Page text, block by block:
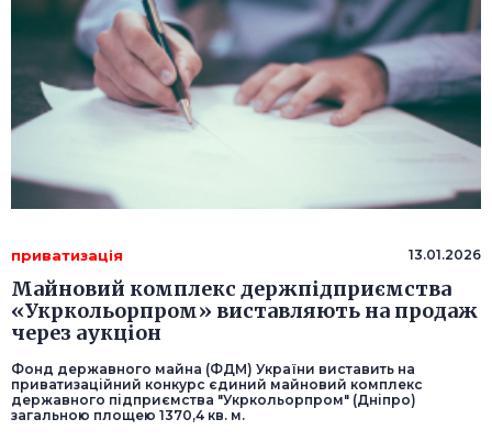
приватизація 13.01.2026
Майновий комплекс держпідприємства
«Укркольорпром» виставляють на продаж
через аукціон
Фонд державного майна (ФДМ) України виставить на
приватизаційний конкурс єдиний майновий комплекс
державного підприємства "Укркольорпром" (Дніпро)
загальною площею 1370,4 кв. м.